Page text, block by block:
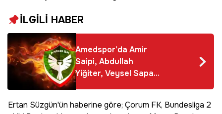
İLGİLİ HABER
Amedspor'da Amir
Saipi, Abdullah
Yiğiter, Veysel Sapan
derken Erce
gelecek kaleci belli
Ertan Süzgün'ün haberine göre; Çorum FK, Bundesliga 2